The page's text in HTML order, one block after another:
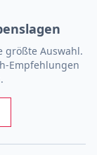
größte Auswahl.
Empfehlungen